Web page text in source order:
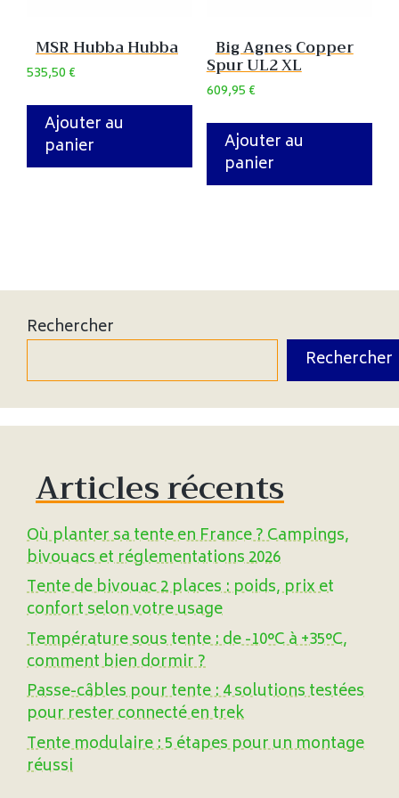
MSR Hubba Hubba
535,50€
Ajouter au
panier
Big Agnes Copper
Spur UL2 XL
609,95€
Ajouter au
panier
Rechercher
Rechercher
Articles récents
Où planter sa tente en France ? Campings,
bivouacs et réglementations 2026
Tente de bivouac 2 places : poids, prix et
confort selon votre usage
Température sous tente : de -10°C à +35°C,
comment bien dormir ?
Passe-câbles pour tente : 4 solutions testées
pour rester connecté en trek
Tente modulaire : 5 étapes pour un montage
réussi